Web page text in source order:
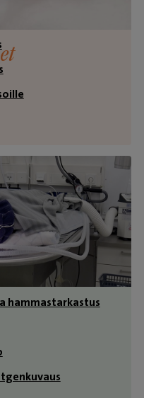
hammastarkastus